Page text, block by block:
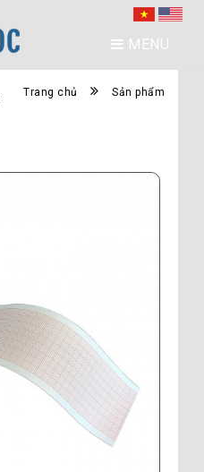
MENU
Trang chủ Sản phẩm